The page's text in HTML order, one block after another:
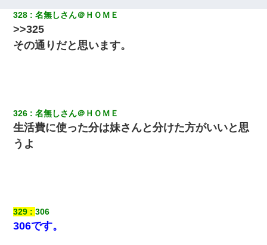
328 名無しさん＠ＨＯＭＥ
>>325
その通りだと思います。
326 名無しさん＠ＨＯＭＥ
生活費に使った分は妹さんと分けた方がいいと思
うよ
329 306
306です。